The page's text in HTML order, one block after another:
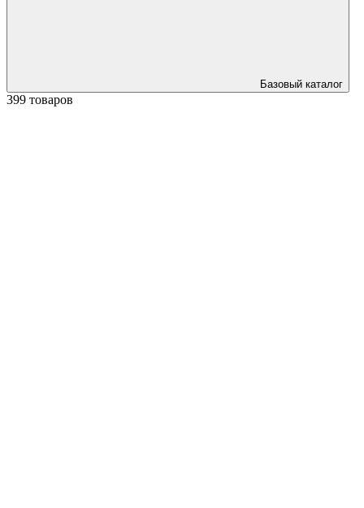
Базовый каталог
399 товаров